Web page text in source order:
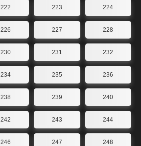
222 223 224
226 227 228
230 231 232
234 235 236
238 239 240
242 243 244
246 247 248